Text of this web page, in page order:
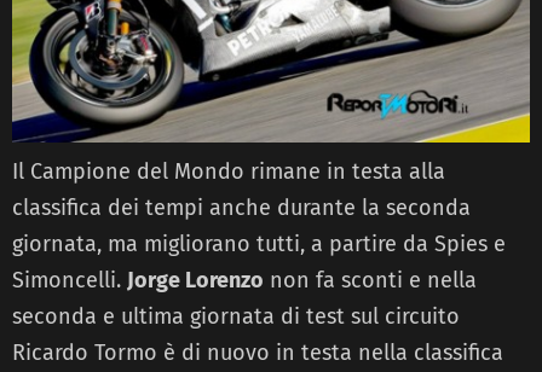
Il Campione del Mondo rimane in testa alla
classifica dei tempi anche durante la seconda
giornata, ma migliorano tutti, a partire da Spies e
Simoncelli. Jorge Lorenzo non fa sconti e nella
seconda e ultima giornata di test sul circuito
Ricardo Tormo è di nuovo in testa nella classifica